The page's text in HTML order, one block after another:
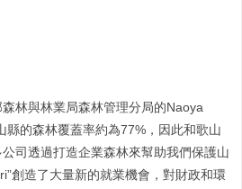
林與林業局森林管理分局的Naoya
縣的森林覆蓋率約為77%，因此和歌山
司透過打造企業森林來幫助我們保護山
創造了大量新的就業機會，對財政和環